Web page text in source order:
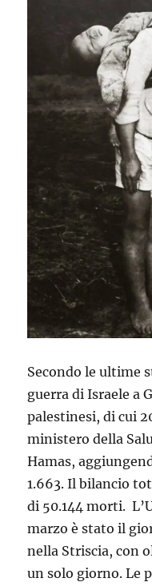
Secondo le ultime
guerra di Israele a
palestinesi, di cui
ministero della
Hamas,
1.663. Il bilancio
di 50.144 morti.
marzo è stato il
nella Striscia, con
un solo giorno. Le